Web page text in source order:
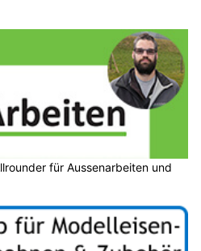
für Aussenarbeiten und